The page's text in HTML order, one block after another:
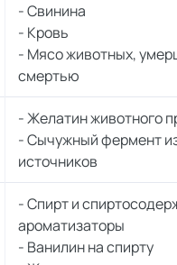
- Свинина
- Кровь
- Мясо животных,
смертью
- Желатин животного
- Сычужный фермент
источников
- Спирт и
ароматизаторы
- Ванилин на спирту